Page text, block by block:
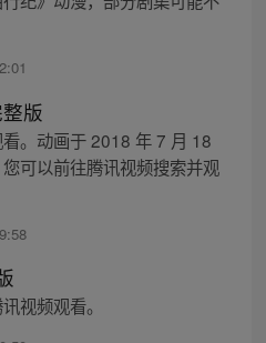
版
看。动画于 2018 年 7 月 18
可以前往腾讯视频搜索并观
视频观看。